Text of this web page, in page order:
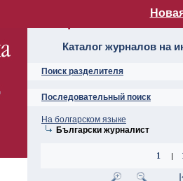
Алфавитный
Каталог журналов на
Поиск разделителя
Последовательный поиск
На болгарском языке
Български журналист
1 |